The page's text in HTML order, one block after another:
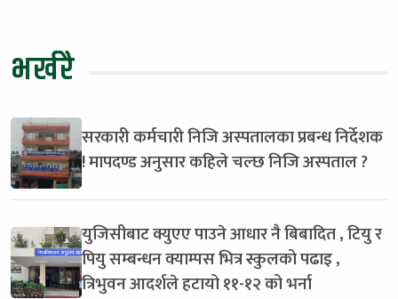
भर्खरै
सरकारी कर्मचारी निजि अस्पतालका प्रबन्ध निर्देशक
! मापदण्ड अनुसार कहिले चल्छ निजि अस्पताल ?
युजिसीबाट क्युएए पाउने आधार नै बिबादित , टियु र
पियु सम्बन्धन क्याम्पस भित्र स्कुलको पढाइ ,
त्रिभुवन आदर्शले हटायो ११-१२ को भर्ना